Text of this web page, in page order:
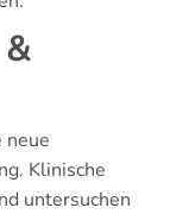
neue
Klinische
untersuchen